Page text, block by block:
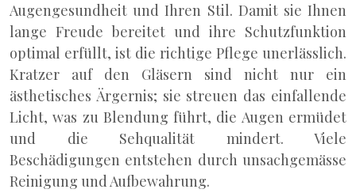
Augengesundheit und Ihren Stil. Damit sie Ihnen
lange Freude bereitet und ihre Schutzfunktion
optimal erfüllt, ist die richtige Pflege unerlässlich.
Kratzer auf den Gläsern sind nicht nur ein
ästhetisches Ärgernis; sie streuen das einfallende
Licht, was zu Blendung führt, die Augen ermüdet
und die Sehqualität mindert. Viele
Beschädigungen entstehen durch unsachgemässe
Reinigung und Aufbewahrung.